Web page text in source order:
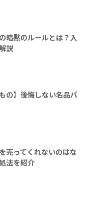
暗黙のルールとは？入
説
の】後悔しない名品バ
売ってくれないのはな
法を紹介